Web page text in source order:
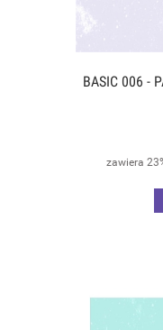
BASIC 006 -
zawiera